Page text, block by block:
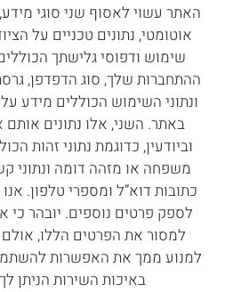
האתר עשוי לאסוף שני סוגי
אוטומטי, נתונים טכניים על
ההתחברות שלך, סוג הדפדפן,
ונתוני השימוש הכוללים מידע
באתר. השני, אלו נתונים
וביודעין, כדוגמת נתוני זהות
משפחה או מזהה דומה ונתוני
כתובות דוא”ל ומספרי טלפון.
לספק פרטים נוספים. יובהר כי
למסור את הפרטים הללו,
למנוע ממך את האפשרות
באיכות השירות הניתן